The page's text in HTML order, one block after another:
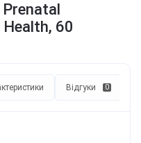
Prenatal
60
Відгуки 0